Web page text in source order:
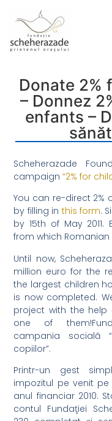
Donate 2%
– Donnez
enfants –
Scheherazade
campaign“2% for
You can re-direct 2%
by filling in this form.
by 15th of May
from which Romanian
Until now,
million euro for the
the largest children
is now completed.
project with the
one of them!
campania socială
copiilor”.
Printr-un gest
impozitul pe venit
anul financiar 2010.
contul Fundaţiei